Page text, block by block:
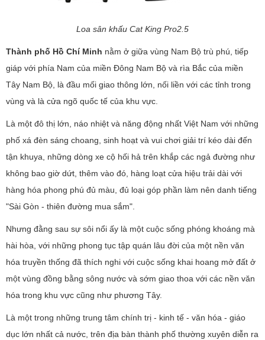
Loa sân khấu Cat King Pro2.5
Thành phố Hồ Chí Minh nằm ở giữa vùng Nam Bộ trù phú, tiếp
giáp với phía Nam của miền Ðông Nam Bộ và rìa Bắc của miền
Tây Nam Bộ, là đầu mối giao thông lớn, nối liền với các tỉnh trong
vùng và là cửa ngõ quốc tế của khu vực.
Là một đô thị lớn, náo nhiệt và năng động nhất Việt Nam với những
phố xá đèn sáng choang, sinh hoạt và vui chơi giải trí kéo dài đến
tận khuya, những dòng xe cộ hối hả trên khắp các ngả đường như
không bao giờ dứt, thêm vào đó, hàng loạt cửa hiệu trải dài với
hàng hóa phong phú đủ màu, đủ loại góp phần làm nên danh tiếng
"Sài Gòn - thiên đường mua sắm".
Nhưng đằng sau sự sôi nổi ấy là một cuộc sống phóng khoáng mà
hài hòa, với những phong tục tập quán lâu đời của một nền văn
hóa truyền thống đã thích nghi với cuộc sống khai hoang mở đất ở
một vùng đồng bằng sông nước và sớm giao thoa với các nền văn
hóa trong khu vực cũng như phương Tây.
Là một trong những trung tâm chính trị - kinh tế - văn hóa - giáo
dục lớn nhất cả nước, trên địa bàn thành phố thường xuyên diễn ra